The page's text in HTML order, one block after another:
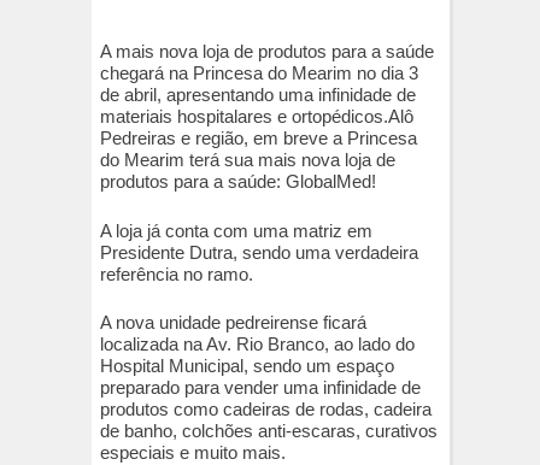
A mais nova loja de produtos para a saúde
chegará na Princesa do Mearim no dia 3
de abril, apresentando uma infinidade de
materiais hospitalares e ortopédicos.Alô
Pedreiras e região, em breve a Princesa
do Mearim terá sua mais nova loja de
produtos para a saúde: GlobalMed!
A loja já conta com uma matriz em
Presidente Dutra, sendo uma verdadeira
referência no ramo.
A nova unidade pedreirense ficará
localizada na Av. Rio Branco, ao lado do
Hospital Municipal, sendo um espaço
preparado para vender uma infinidade de
produtos como cadeiras de rodas, cadeira
de banho, colchões anti-escaras, curativos
especiais e muito mais.